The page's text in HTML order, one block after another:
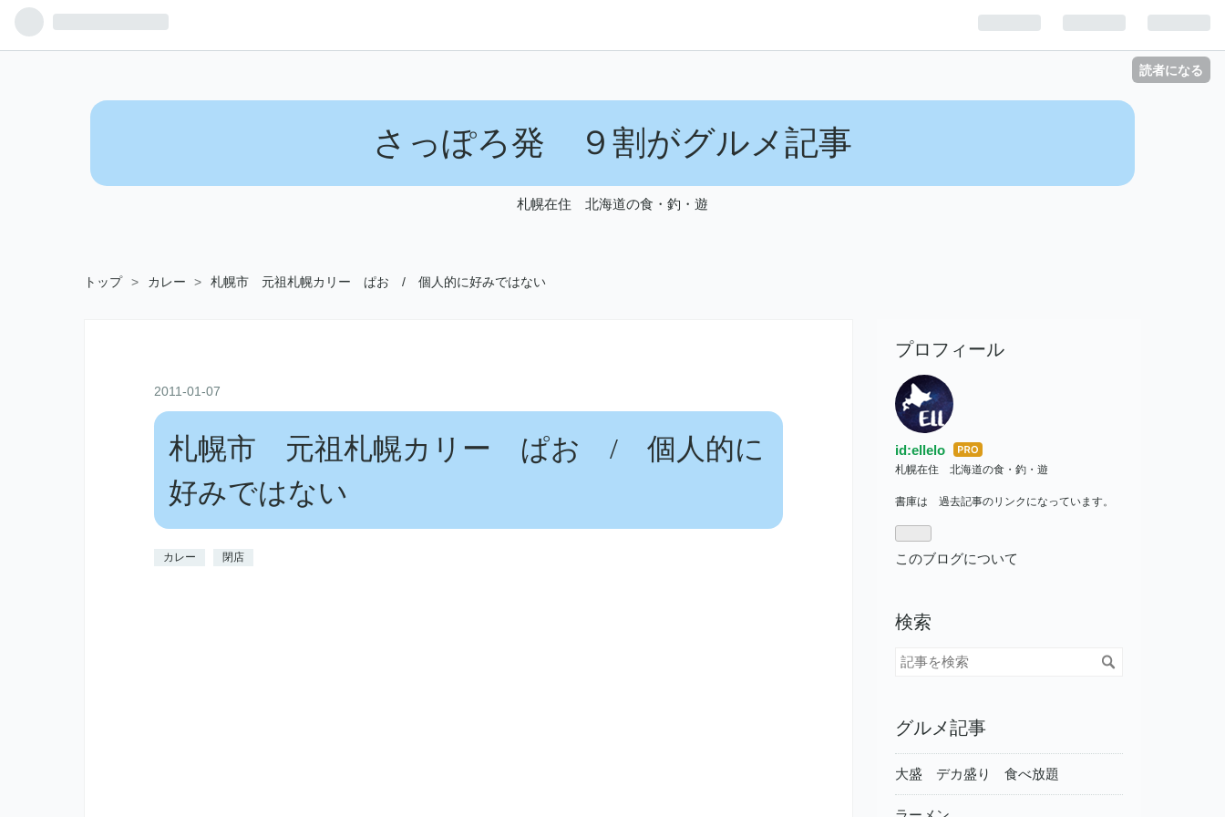
読者になる
さっぽろ発 ９割がグルメ記事
札幌在住 北海道の食・釣・遊
トップ > カレー > 札幌市 元祖札幌カリー ぱお / 個人的に好みではない
2011-01-07
札幌市 元祖札幌カリー ぱお / 個人的に
好みではない
カレー 閉店
プロフィール
id:ellelo はて
なブ
ログ
札幌在住 北海道の食・釣・遊
書庫は 過去記事のリンクになっています。
このブログについて
検索
グルメ記事
大盛 デカ盛り 食べ放題